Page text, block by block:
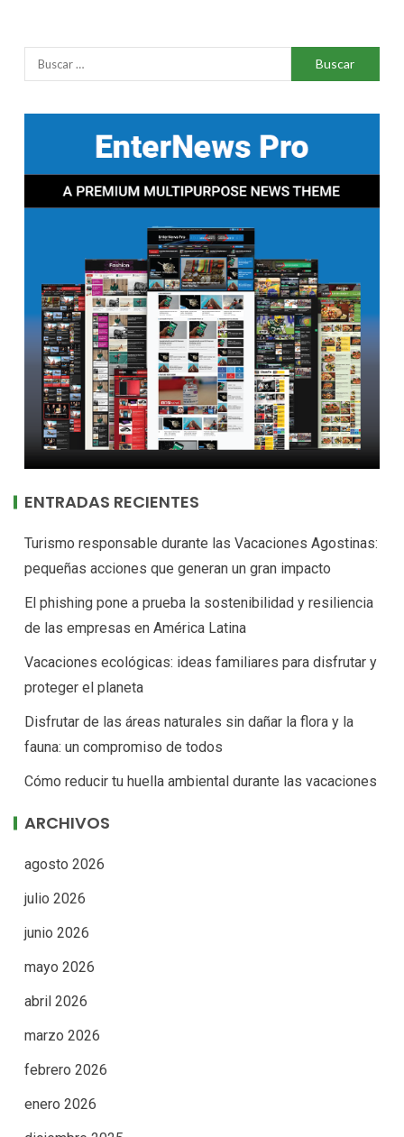
ENTRADAS RECIENTES
Turismo responsable durante las Vacaciones Agostinas:
pequeñas acciones que generan un gran impacto
El phishing pone a prueba la sostenibilidad y resiliencia
de las empresas en América Latina
Vacaciones ecológicas: ideas familiares para disfrutar y
proteger el planeta
Disfrutar de las áreas naturales sin dañar la flora y la
fauna: un compromiso de todos
Cómo reducir tu huella ambiental durante las vacaciones
ARCHIVOS
agosto 2026
julio 2026
junio 2026
mayo 2026
abril 2026
marzo 2026
febrero 2026
enero 2026